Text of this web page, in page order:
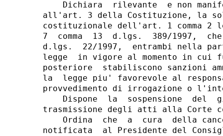
Dichiara  rilevante  e non
all'art. 3 della Costituzione, la
costituzionale dell'art. 1 comma 2
7  comma  13  d.lgs.  389/1997,
d.lgs.  22/1997,  entrambi nella
legge  in vigore al momento in cui
posteriore  stabiliscono sanzioni
la  legge piu' favorevole al
provvedimento di irrogazione o
Dispone  la  sospensione  del
trasmissione degli atti alla Corte
Ordina  che  a  cura  della
notificata  al Presidente del